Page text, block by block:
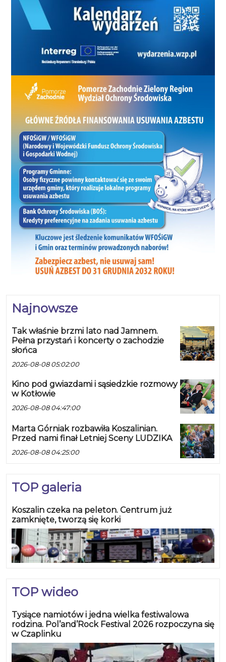
Najnowsze
Tak właśnie brzmi lato nad Jamnem.
Pełna przystań i koncerty o zachodzie
słońca
2026-08-08 05:02:00
Kino pod gwiazdami i sąsiedzkie rozmowy
w Kotłowie
2026-08-08 04:47:00
Marta Górniak rozbawiła Koszalinian.
Przed nami finał Letniej Sceny LUDZIKA
2026-08-08 04:25:00
TOP galeria
Koszalin czeka na peleton. Centrum już
zamknięte, tworzą się korki
TOP wideo
Tysiące namiotów i jedna wielka festiwalowa
rodzina. Pol’and’Rock Festival 2026 rozpoczyna się
w Czaplinku